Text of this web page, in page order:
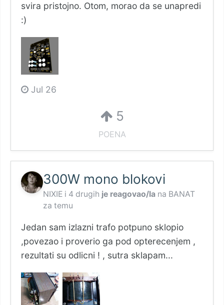
svira pristojno. Otom, morao da se unapredi
:)
Jul 26
5
POENA
300W mono blokovi
NIXIE i 4 drugih je reagovao/la na BANAT
za temu
Jedan sam izlazni trafo potpuno sklopio
,povezao i proverio ga pod opterecenjem ,
rezultati su odlicni ! , sutra sklapam...